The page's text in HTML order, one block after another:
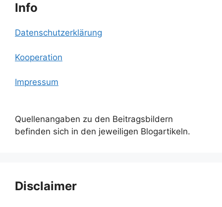
Info
Datenschutzerklärung
Kooperation
Impressum
Quellenangaben zu den Beitragsbildern
befinden sich in den jeweiligen Blogartikeln.
Disclaimer